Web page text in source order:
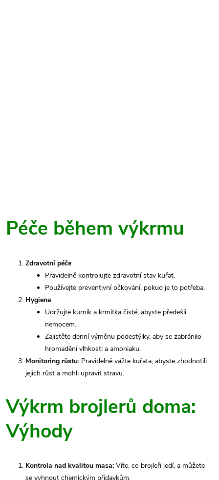
Péče během výkrmu
Zdravotní péče
Pravidelně kontrolujte zdravotní stav kuřat.
Používejte preventivní očkování, pokud je to potřeba.
Hygiena
Udržujte kurník a krmítka čisté, abyste předešli
nemocem.
Zajistěte denní výměnu podestýlky, aby se zabránilo
hromadění vlhkosti a amoniaku.
Monitoring růstu: Pravidelně vážte kuřata, abyste zhodnotili
jejich růst a mohli upravit stravu.
Výkrm brojlerů doma:
Výhody
Kontrola nad kvalitou masa: Víte, co brojleři jedí, a můžete
se vyhnout chemickým přídavkům.